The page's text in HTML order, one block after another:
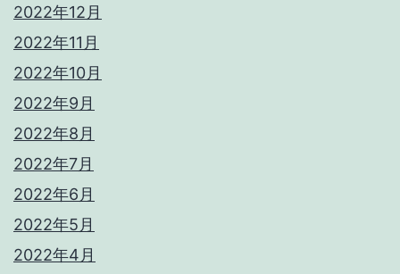
2022年12月
2022年11月
2022年10月
2022年9月
2022年8月
2022年7月
2022年6月
2022年5月
2022年4月